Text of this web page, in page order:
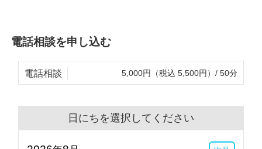
電話相談を申し込む
電話相談 5,000円（税込 5,500円）/ 50分
日にちを選択してください